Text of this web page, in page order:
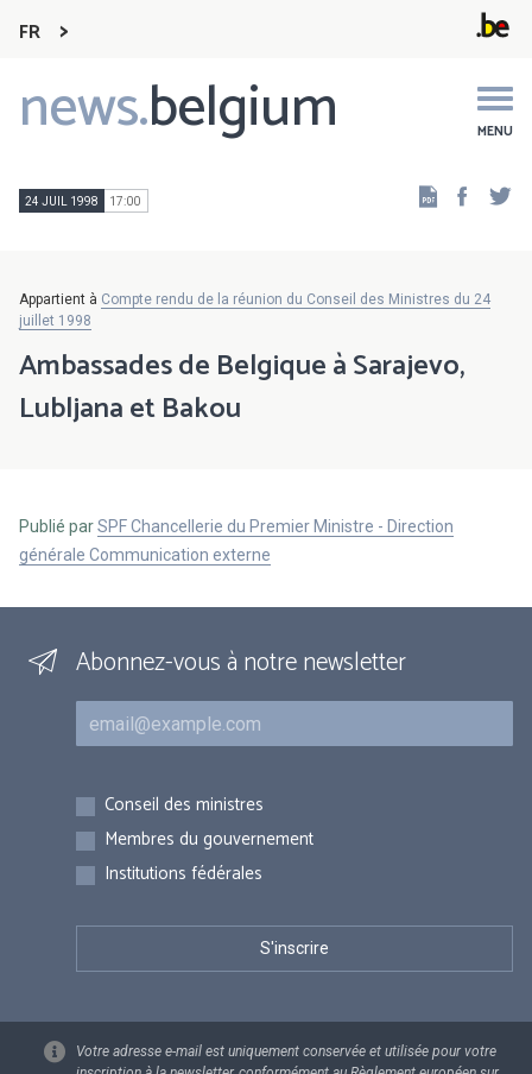
FR
news.belgium MENU
Main
navigation
24 JUIL 1998 17:00
Appartient à Compte rendu de la réunion du Conseil des Ministres du 24
juillet 1998
Ambassades de Belgique à Sarajevo,
Lubljana et Bakou
Publié parSPF Chancellerie du Premier Ministre - Direction
générale Communication externe
Abonnez-vous à notre newsletter
Courriel
Inscriptions
Conseil des ministres
Membres du gouvernement
Institutions fédérales
Votre adresse e-mail est uniquement conservée et utilisée pour votre